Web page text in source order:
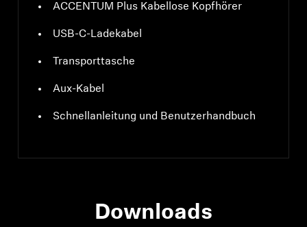
ACCENTUM Plus Kabellose Kopfhörer
USB-C-Ladekabel
Transporttasche
Aux-Kabel
Schnellanleitung und Benutzerhandbuch
Downloads